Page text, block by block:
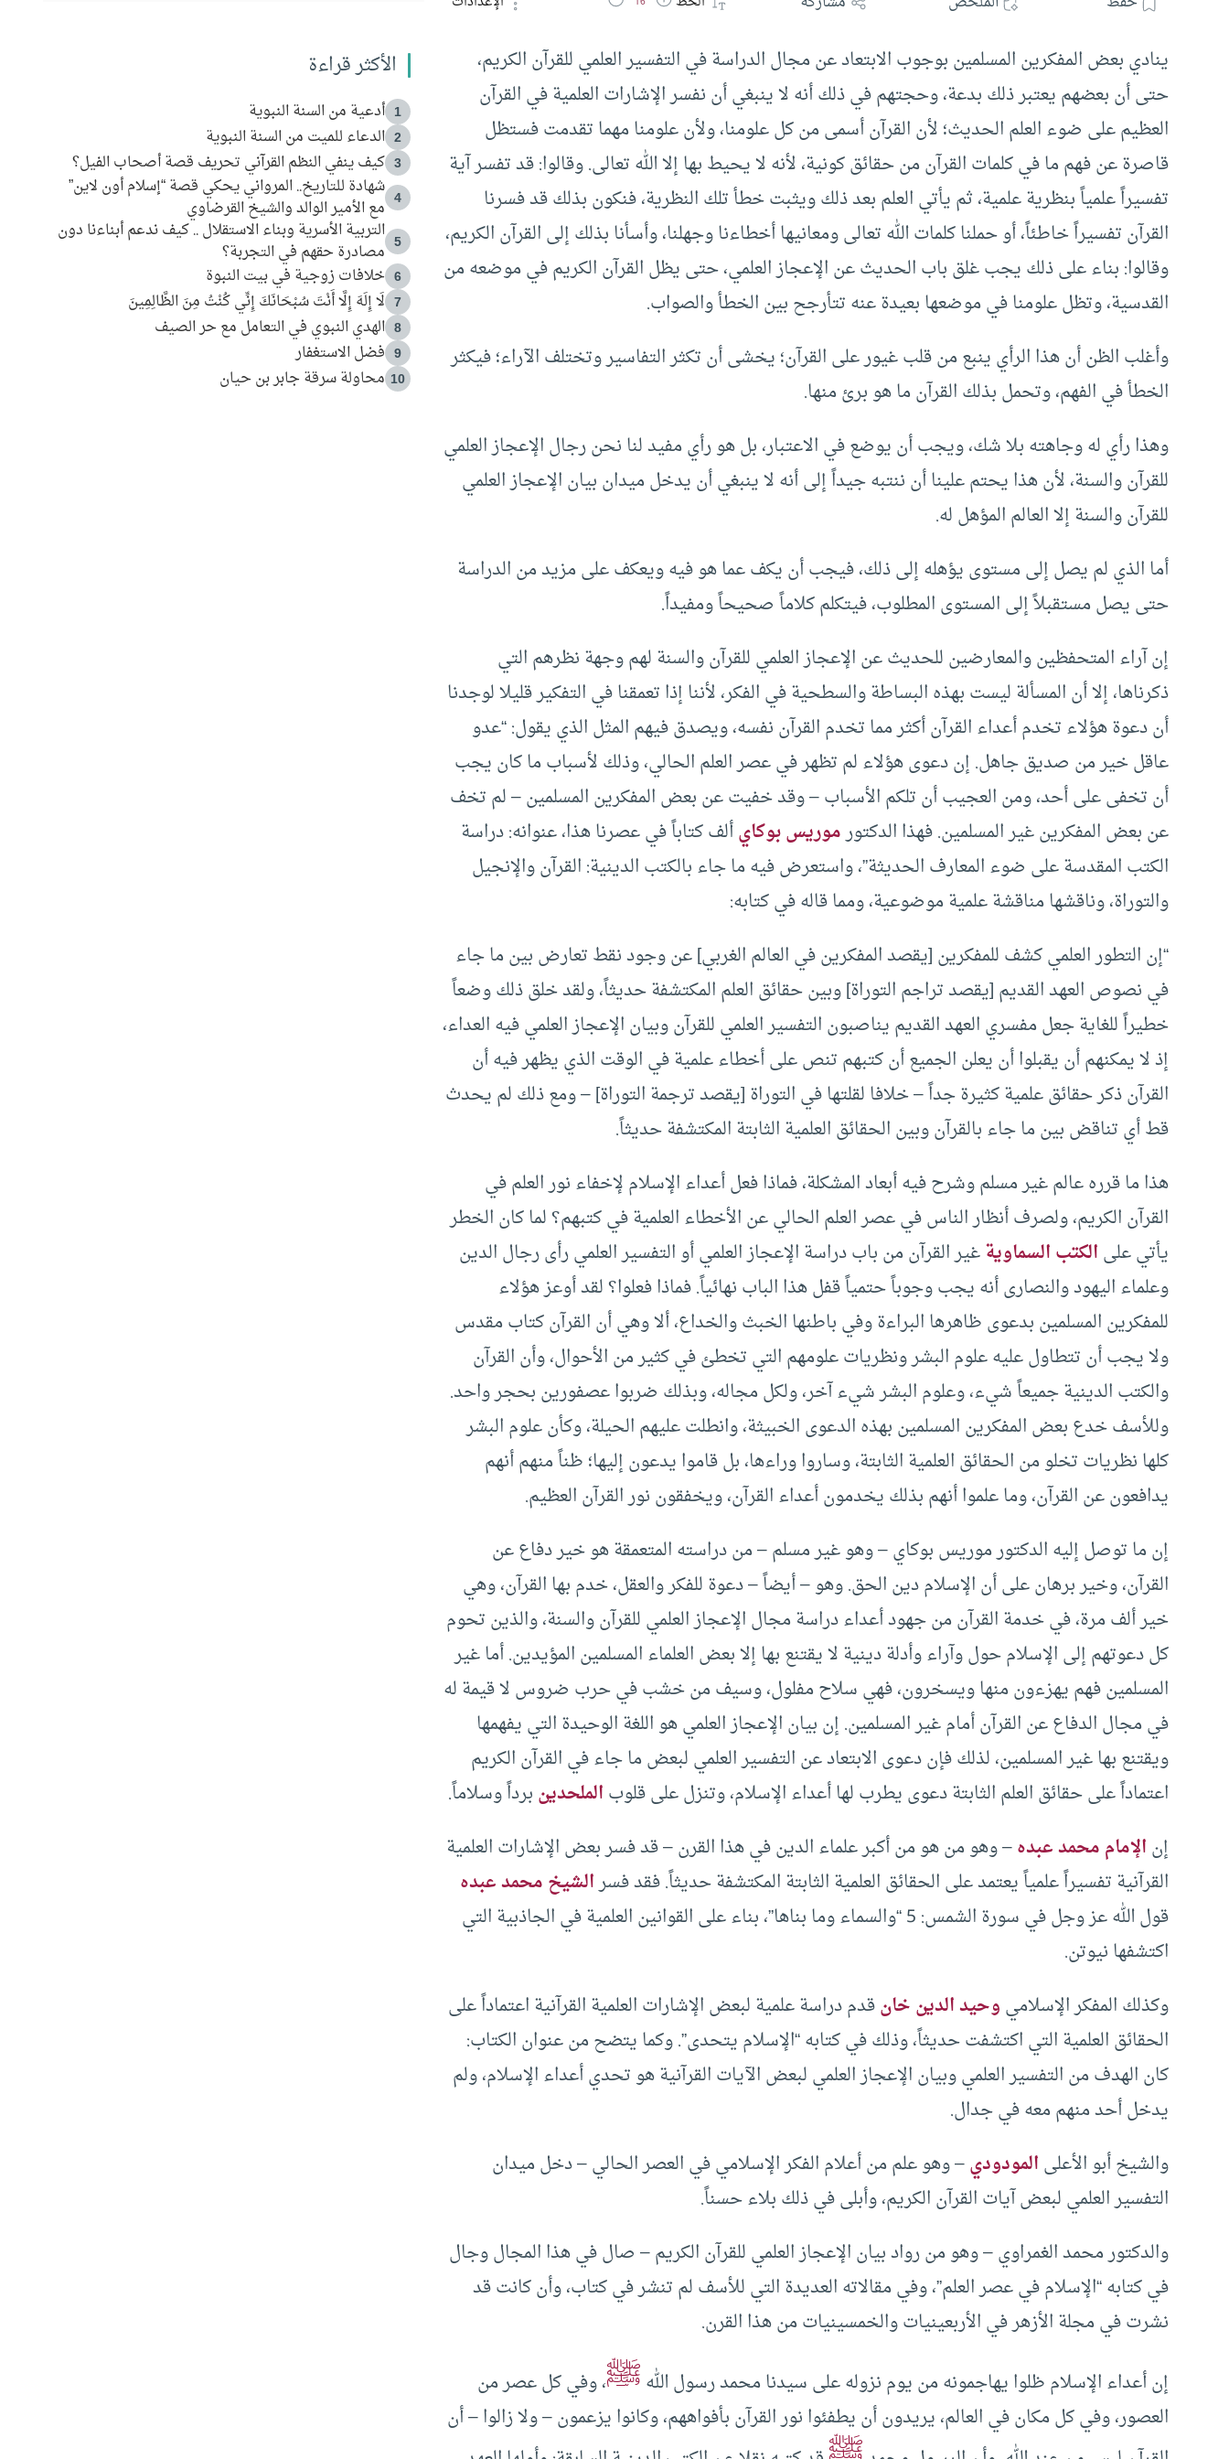
ينادي بعض المفكرين المسلمين بوجوب الابتعاد عن مجال الدراسة في التفسير العلمي للقرآن الكريم،
حتى أن بعضهم يعتبر ذلك بدعة، وحجتهم في ذلك أنه لا ينبغي أن نفسر الإشارات العلمية في القرآن
العظيم على ضوء العلم الحديث؛ لأن القرآن أسمى من كل علومنا، ولأن علومنا مهما تقدمت فستظل
قاصرة عن فهم ما في كلمات القرآن من حقائق كونية، لأنه لا يحيط بها إلا الله تعالى. وقالوا: قد تفسر آية
تفسيراً علمياً بنظرية علمية، ثم يأتي العلم بعد ذلك ويثبت خطأ تلك النظرية، فنكون بذلك قد فسرنا
القرآن تفسيراً خاطئاً، أو حملنا كلمات الله تعالى ومعانيها أخطاءنا وجهلنا، وأسأنا بذلك إلى القرآن الكريم،
وقالوا: بناء على ذلك يجب غلق باب الحديث عن الإعجاز العلمي، حتى يظل القرآن الكريم في موضعه من
القدسية، وتظل علومنا في موضعها بعيدة عنه تتأرجح بين الخطأ والصواب.
وأغلب الظن أن هذا الرأي ينبع من قلب غيور على القرآن؛ يخشى أن تكثر التفاسير وتختلف الآراء؛ فيكثر
الخطأ في الفهم، وتحمل بذلك القرآن ما هو برئ منها.
وهذا رأي له وجاهته بلا شك، ويجب أن يوضع في الاعتبار، بل هو رأي مفيد لنا نحن رجال الإعجاز العلمي
للقرآن والسنة، لأن هذا يحتم علينا أن ننتبه جيداً إلى أنه لا ينبغي أن يدخل ميدان بيان الإعجاز العلمي
للقرآن والسنة إلا العالم المؤهل له.
أما الذي لم يصل إلى مستوى يؤهله إلى ذلك، فيجب أن يكف عما هو فيه ويعكف على مزيد من الدراسة
حتى يصل مستقبلاً إلى المستوى المطلوب، فيتكلم كلاماً صحيحاً ومفيداً.
إن آراء المتحفظين والمعارضين للحديث عن الإعجاز العلمي للقرآن والسنة لهم وجهة نظرهم التي
ذكرناها، إلا أن المسألة ليست بهذه البساطة والسطحية في الفكر، لأننا إذا تعمقنا في التفكير قليلا لوجدنا
أن دعوة هؤلاء تخدم أعداء القرآن أكثر مما تخدم القرآن نفسه، ويصدق فيهم المثل الذي يقول: “عدو
عاقل خير من صديق جاهل. إن دعوى هؤلاء لم تظهر في عصر العلم الحالي، وذلك لأسباب ما كان يجب
أن تخفى على أحد، ومن العجيب أن تلكم الأسباب – وقد خفيت عن بعض المفكرين المسلمين – لم تخف
عن بعض المفكرين غير المسلمين. فهذا الدكتورموريس بوكايألف كتاباً في عصرنا هذا، عنوانه: دراسة
الكتب المقدسة على ضوء المعارف الحديثة”، واستعرض فيه ما جاء بالكتب الدينية: القرآن والإنجيل
والتوراة، وناقشها مناقشة علمية موضوعية، ومما قاله في كتابه:
“إن التطور العلمي كشف للمفكرين [يقصد المفكرين في العالم الغربي] عن وجود نقط تعارض بين ما جاء
في نصوص العهد القديم [يقصد تراجم التوراة] وبين حقائق العلم المكتشفة حديثاً، ولقد خلق ذلك وضعاً
خطيراً للغاية جعل مفسري العهد القديم يناصبون التفسير العلمي للقرآن وبيان الإعجاز العلمي فيه العداء،
إذ لا يمكنهم أن يقبلوا أن يعلن الجميع أن كتبهم تنص على أخطاء علمية في الوقت الذي يظهر فيه أن
القرآن ذكر حقائق علمية كثيرة جداً – خلافا لقلتها في التوراة [يقصد ترجمة التوراة] – ومع ذلك لم يحدث
قط أي تناقض بين ما جاء بالقرآن وبين الحقائق العلمية الثابتة المكتشفة حديثاً.
هذا ما قرره عالم غير مسلم وشرح فيه أبعاد المشكلة، فماذا فعل أعداء الإسلام لإخفاء نور العلم في
القرآن الكريم، ولصرف أنظار الناس في عصر العلم الحالي عن الأخطاء العلمية في كتبهم؟ لما كان الخطر
يأتي علىالكتب السماويةغير القرآن من باب دراسة الإعجاز العلمي أو التفسير العلمي رأى رجال الدين
وعلماء اليهود والنصارى أنه يجب وجوباً حتمياً قفل هذا الباب نهائياً. فماذا فعلوا؟ لقد أوعز هؤلاء
للمفكرين المسلمين بدعوى ظاهرها البراءة وفي باطنها الخبث والخداع، ألا وهي أن القرآن كتاب مقدس
ولا يجب أن تتطاول عليه علوم البشر ونظريات علومهم التي تخطئ في كثير من الأحوال، وأن القرآن
والكتب الدينية جميعاً شيء، وعلوم البشر شيء آخر، ولكل مجاله، وبذلك ضربوا عصفورين بحجر واحد.
وللأسف خدع بعض المفكرين المسلمين بهذه الدعوى الخبيثة، وانطلت عليهم الحيلة، وكأن علوم البشر
كلها نظريات تخلو من الحقائق العلمية الثابتة، وساروا وراءها، بل قاموا يدعون إليها؛ ظناً منهم أنهم
يدافعون عن القرآن، وما علموا أنهم بذلك يخدمون أعداء القرآن، ويخفقون نور القرآن العظيم.
إن ما توصل إليه الدكتور موريس بوكاي – وهو غير مسلم – من دراسته المتعمقة هو خير دفاع عن
القرآن، وخير برهان على أن الإسلام دين الحق. وهو – أيضاً – دعوة للفكر والعقل، خدم بها القرآن، وهي
خير ألف مرة، في خدمة القرآن من جهود أعداء دراسة مجال الإعجاز العلمي للقرآن والسنة، والذين تحوم
كل دعوتهم إلى الإسلام حول وآراء وأدلة دينية لا يقتنع بها إلا بعض العلماء المسلمين المؤيدين. أما غير
المسلمين فهم يهزءون منها ويسخرون، فهي سلاح مفلول، وسيف من خشب في حرب ضروس لا قيمة له
في مجال الدفاع عن القرآن أمام غير المسلمين. إن بيان الإعجاز العلمي هو اللغة الوحيدة التي يفهمها
ويقتنع بها غير المسلمين، لذلك فإن دعوى الابتعاد عن التفسير العلمي لبعض ما جاء في القرآن الكريم
اعتماداً على حقائق العلم الثابتة دعوى يطرب لها أعداء الإسلام، وتنزل على قلوبالملحدينبرداً وسلاماً.
إنالإمام محمد عبده– وهو من هو من أكبر علماء الدين في هذا القرن – قد فسر بعض الإشارات العلمية
القرآنية تفسيراً علمياً يعتمد على الحقائق العلمية الثابتة المكتشفة حديثاً. فقد فسرالشيخ محمد عبده
قول الله عز وجل في سورة الشمس: 5 “والسماء وما بناها”، بناء على القوانين العلمية في الجاذبية التي
اكتشفها نيوتن.
وكذلك المفكر الإسلاميوحيد الدين خانقدم دراسة علمية لبعض الإشارات العلمية القرآنية اعتماداً على
الحقائق العلمية التي اكتشفت حديثاً، وذلك في كتابه “الإسلام يتحدى”. وكما يتضح من عنوان الكتاب:
كان الهدف من التفسير العلمي وبيان الإعجاز العلمي لبعض الآيات القرآنية هو تحدي أعداء الإسلام، ولم
يدخل أحد منهم معه في جدال.
والشيخ أبو الأعلىالمودودي– وهو علم من أعلام الفكر الإسلامي في العصر الحالي – دخل ميدان
التفسير العلمي لبعض آيات القرآن الكريم، وأبلى في ذلك بلاء حسناً.
والدكتور محمد الغمراوي – وهو من رواد بيان الإعجاز العلمي للقرآن الكريم – صال في هذا المجال وجال
في كتابه “الإسلام في عصر العلم”، وفي مقالاته العديدة التي للأسف لم تنشر في كتاب، وأن كانت قد
نشرت في مجلة الأزهر في الأربعينيات والخمسينيات من هذا القرن.
إن أعداء الإسلام ظلوا يهاجمونه من يوم نزوله على سيدنا محمد رسول اللهﷺ، وفي كل عصر من
العصور، وفي كل مكان في العالم، يريدون أن يطفئوا نور القرآن بأفواههم، وكانوا يزعمون – ولا زالوا – أن
الأكثر قراءة
1 أدعية من السنة النبوية
2 الدعاء للميت من السنة النبوية
3 كيف ينفي النظم القرآني تحريف قصة أصحاب الفيل؟
4
شهادة للتاريخ.. المرواني يحكي قصة “إسلام أون لاين”
مع الأمير الوالد والشيخ القرضاوي
5
التربية الأسرية وبناء الاستقلال .. كيف ندعم أبناءنا دون
مصادرة حقهم في التجربة؟
6 خلافات زوجية في بيت النبوة
7 لَا إِلَهَ إِلَّا أَنْتَ سُبْحَانَكَ إِنِّي كُنْتُ مِنَ الظَّالِمِينَ
8 الهدي النبوي في التعامل مع حر الصيف
9 فضل الاستغفار
10 محاولة سرقة جابر بن حيان